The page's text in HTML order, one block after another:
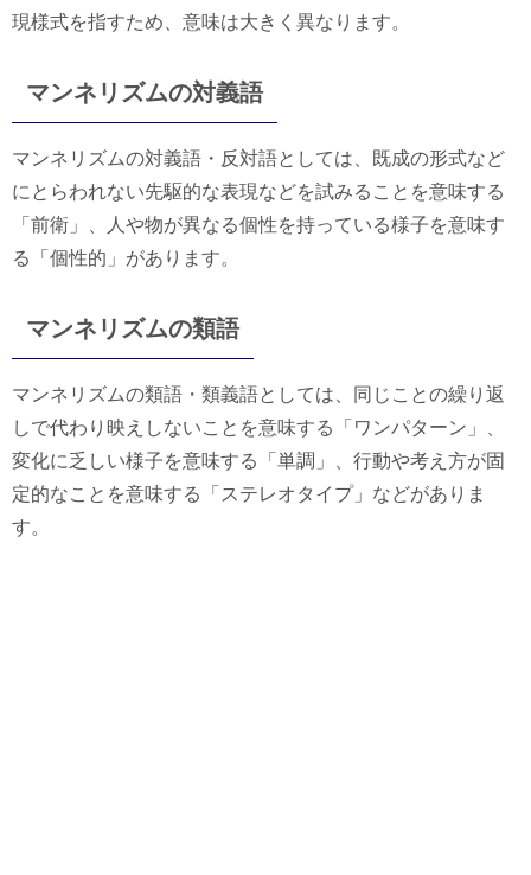
現様式を指すため、意味は大きく異なります。
マンネリズムの対義語
マンネリズムの対義語・反対語としては、既成の形式など
にとらわれない先駆的な表現などを試みることを意味する
「前衛」、人や物が異なる個性を持っている様子を意味す
る「個性的」があります。
マンネリズムの類語
マンネリズムの類語・類義語としては、同じことの繰り返
しで代わり映えしないことを意味する「ワンパターン」、
変化に乏しい様子を意味する「単調」、行動や考え方が固
定的なことを意味する「ステレオタイプ」などがありま
す。